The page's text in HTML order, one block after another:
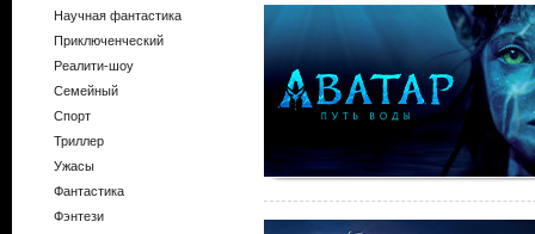
Научная фантастика
Приключенческий
Реалити-шоу
Семейный
Спорт
Триллер
Ужасы
Фантастика
Фэнтези